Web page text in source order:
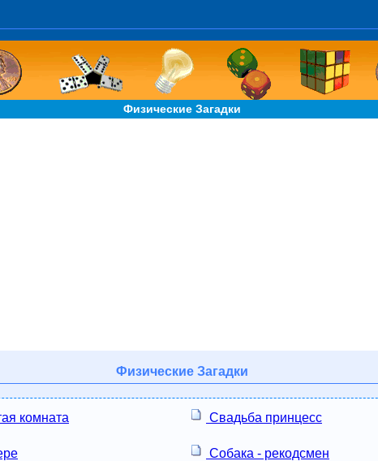
Физические Загадки
Физические Загадки
комната Свадьба принцесс
Собака - рекодсмен